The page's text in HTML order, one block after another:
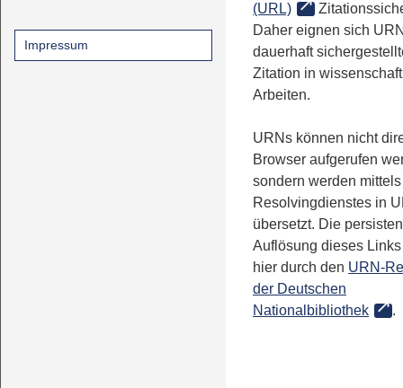
Impressum
(URL)
Daher eignen sich
dauerhaft
Zitation in
Arbeiten.
URNs können nicht
Browser aufgerufen
sondern werden
Resolvingdienstes in
übersetzt. Die
Auflösung dieses
hier durch den URN-
der Deutschen
Nationalbibliothek
.